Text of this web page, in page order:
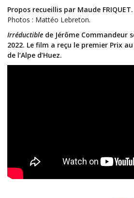
Propos recueillis par Maude FRIQUET.
Photos : Mattéo Lebreton.
Irréductible de Jérôme Commandeur
2022. Le film a reçu le premier Prix
de l’Alpe d’Huez.